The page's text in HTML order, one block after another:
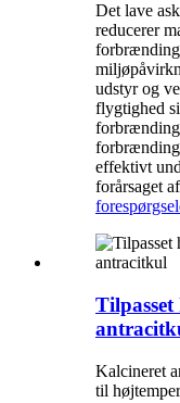
Det lave
reducerer
udstyr og
flygtighed
effektivt
forårsaget
forespørgsel
Kalcineret
til